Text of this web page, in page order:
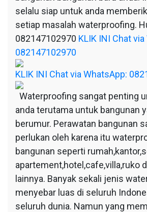
selalu siap untuk anda
setiap masalah waterproofing.
082147102970 KLIK INI Chat
082147102970
KLIK INI Chat via WhatsApp:
Waterproofing sangat penting
anda terutama untuk bangunan
berumur. Perawatan bangunan
perlukan oleh karena itu
bangunan seperti
apartement,hotel,cafe,villa,ruko
lainnya. Banyak sekali jenis
menyebar luas di seluruh
seluruh dunia. Namun yang